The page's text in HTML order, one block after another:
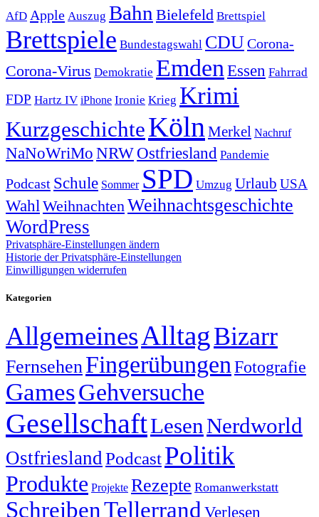
AfD Apple Auszug Bahn Bielefeld Brettspiel
Brettspiele Bundestagswahl CDUCorona-
Corona-Virus Demokratie Emden Essen Fahrrad
FDP Hartz IV iPhone Ironie Krieg Krimi
KurzgeschichteKöln Merkel Nachruf
NaNoWriMo NRWOstfriesland Pandemie
Podcast Schule Sommer SPD Umzug Urlaub USA
Wahl Weihnachten Weihnachtsgeschichte
WordPress
Privatsphäre-Einstellungen ändern
Historie der Privatsphäre-Einstellungen
Einwilligungen widerrufen
Kategorien
AllgemeinesAlltagBizarr
FernsehenFingerübungen Fotografie
GamesGehversuche
GesellschaftLesenNerdworld
OstfrieslandPodcastPolitik
Produkte Projekte Rezepte Romanwerkstatt
SchreibenTellerrand Verlesen